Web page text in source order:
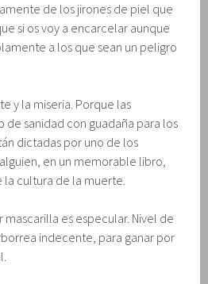
de los jirones de piel que
si os voy a encarcelar aunque
a los que sean un peligro
y la miseria. Porque las
sanidad con guadaña para los
dictadas por uno de los
en un memorable libro,
cultura de la muerte.
mascarilla es especular. Nivel de
indecente, para ganar por